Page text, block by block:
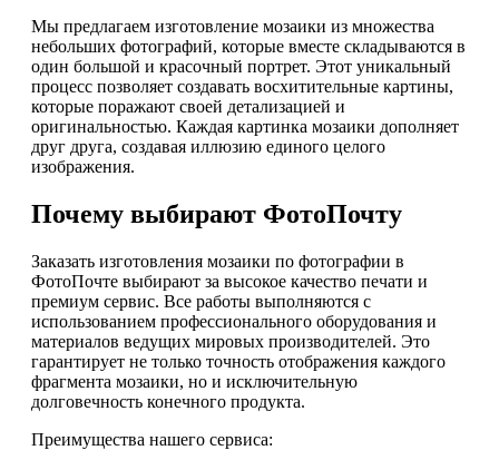
Мы предлагаем изготовление мозаики из множества
небольших фотографий, которые вместе складываются в
один большой и красочный портрет. Этот уникальный
процесс позволяет создавать восхитительные картины,
которые поражают своей детализацией и
оригинальностью. Каждая картинка мозаики дополняет
друг друга, создавая иллюзию единого целого
изображения.
Почему выбирают ФотоПочту
Заказать изготовления мозаики по фотографии в
ФотоПочте выбирают за высокое качество печати и
премиум сервис. Все работы выполняются с
использованием профессионального оборудования и
материалов ведущих мировых производителей. Это
гарантирует не только точность отображения каждого
фрагмента мозаики, но и исключительную
долговечность конечного продукта.
Преимущества нашего сервиса: